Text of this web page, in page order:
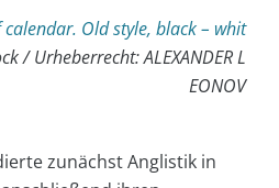
calendar. Old style, black – whit
/ Urheberrecht: ALEXANDER L
EONOV
zunächst Anglistik in